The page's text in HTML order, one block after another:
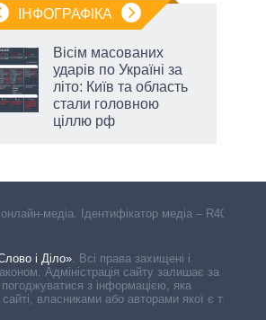
ІНФОГРАФІКА
Вісім масованих
ударів по Україні за
літо: Київ та область
стали головною
ціллю рф
медіа. Ідентифікатор медіа – R40-
і Діло» Всі права захищені і
Адміністрація сайту залишає за
з інформацією, яка
власниками або авторами якої є треті